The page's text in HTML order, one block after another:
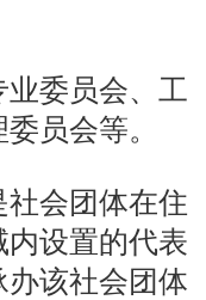
委员会、工
员会等。
会团体在住
内设置的代表
该社会团体